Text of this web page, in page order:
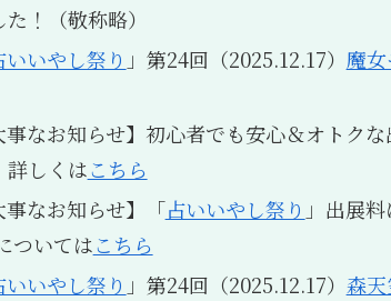
！（敬称略）
いいやし祭り 」第24回（2025.12.17） 魔
事なお知らせ】初心者でも安心＆オトク
詳しくはこちら
なお知らせ】「占いいやし祭り 」出展
ついてはこちら
いいやし祭り 」第24回（2025.12.17） 森天